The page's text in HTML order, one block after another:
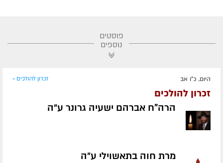
פוסטים
נוספים
היום, כ"ו אב זכרון להולכים »
זכרון להולכים
הרה"ח אברהם ישעיה גרונר ע״ה
מרת חוה בתאשוילי ע״ה